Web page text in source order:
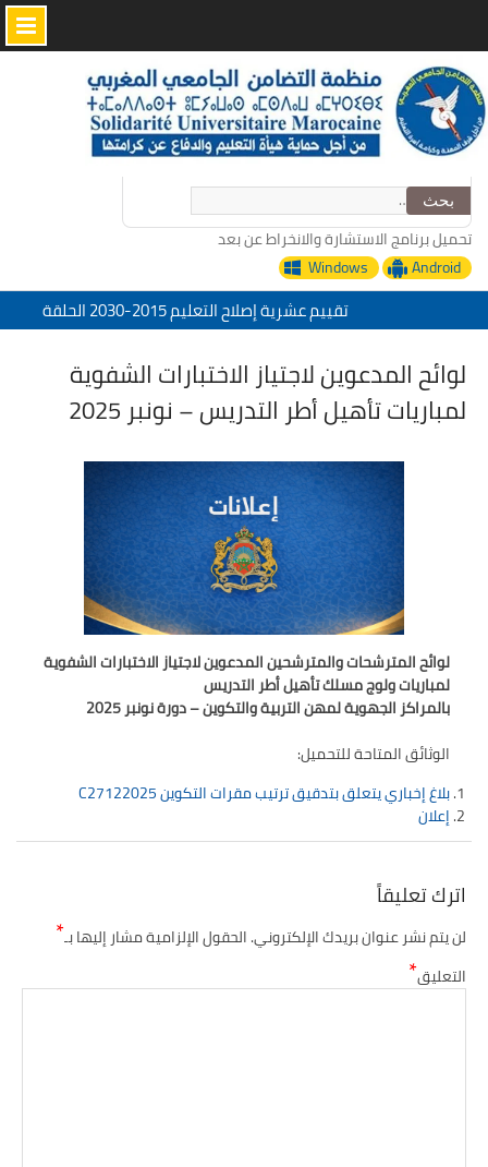
Skip
to
content
البحث
عن:
تحميل برنامج الاستشارة والانخراط عن بعد
Android
Windows
تقييم عشرية إصلاح التعليم 2015-2030 الحلقة
الأولى: المدرسة المغربية بين جمال النصوص وقسوة
الميدان – اليوم 24
منظمة التضامن الجامعي المغربي تعزي في وفاة
الأخ عمر الجابري مدير دار النشر المغربية
“التدبير الرقمي للإدارة التربية خدمات منظمة
التضامن الجامعي المغربي”
تحت شعار: المدرسة المغربية والمشروع المجتمعي
الأولى: المدرسة المغربية بين جمال النصوص وقسوة
الميدان – اليوم 24
لوائح المدعوين لاجتياز الاختبارات الشفوية
لمباريات تأهيل أطر التدريس – نونبر 2025
لوائح المترشحات والمترشحين المدعوين لاجتياز الاختبارات الشفوية
لمباريات ولوج مسلك تأهيل أطر التدريس
بالمراكز الجهوية لمهن التربية والتكوين – دورة نونبر 2025
الوثائق المتاحة للتحميل:
بلاغ إخباري يتعلق بتدقيق ترتيب مقرات التكوينC27122025
إعلان
اترك تعليقاً
لن يتم نشر عنوان بريدك الإلكتروني.الحقول الإلزامية مشار إليها بـ*
التعليق*